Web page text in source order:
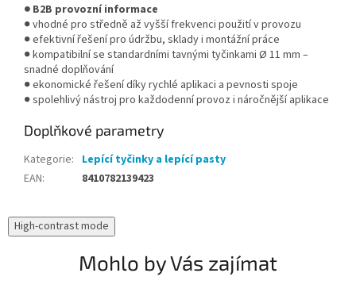
● B2B provozní informace
● vhodné pro středně až vyšší frekvenci použití v provozu
● efektivní řešení pro údržbu, sklady i montážní práce
● kompatibilní se standardními tavnými tyčinkami Ø 11 mm –
snadné doplňování
● ekonomické řešení díky rychlé aplikaci a pevnosti spoje
● spolehlivý nástroj pro každodenní provoz i náročnější aplikace
Doplňkové parametry
Kategorie: Lepící tyčinky a lepící pasty
EAN: 8410782139423
High-contrast mode
Mohlo by Vás zajímat